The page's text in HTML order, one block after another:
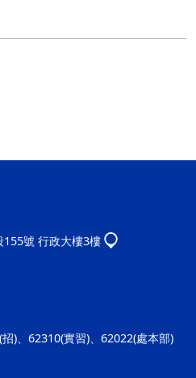
號 行政大樓3樓
)、62310(實習)、62022(處本部)